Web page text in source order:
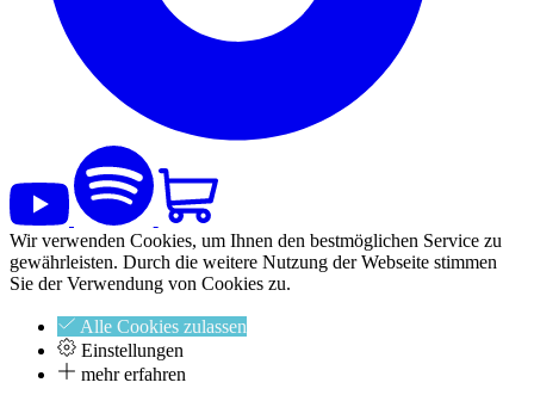
Wir verwenden Cookies, um Ihnen den bestmöglichen Service zu
gewährleisten. Durch die weitere Nutzung der Webseite stimmen
Sie der Verwendung von Cookies zu.
Alle Cookies zulassen
Einstellungen
mehr erfahren